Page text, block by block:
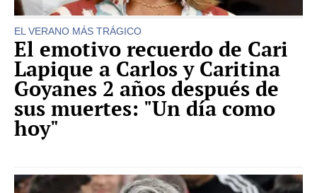
EL VERANO MÁS TRÁGICO
El emotivo recuerdo de Cari
Lapique a Carlos y Caritina
Goyanes 2 años después de
sus muertes: "Un día como
hoy"